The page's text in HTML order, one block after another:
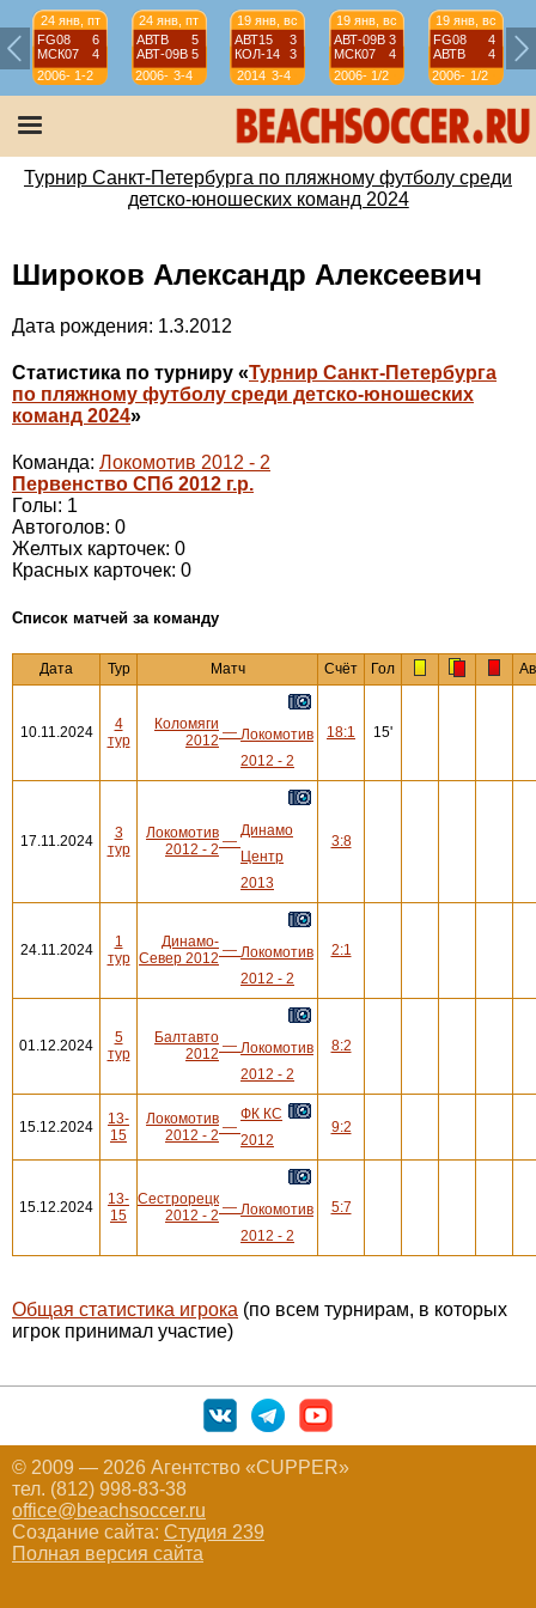
24 янв, пт
FG08
6
МСК07
4
2006-
07
1-2
24 янв, пт
АВТВ
5
АВТ-09B 5
2006-
07
3-4
19 янв, вс
АВТ15
3
КОЛ-14
3
2014 3-4
19 янв, вс
АВТ-09B 3
МСК07
4
2006-
07
1/2
19 янв, вс
FG08
4
АВТВ
4
2006-
07
1/2
Турнир Санкт-Петербурга по пляжному футболу среди
детско-юношеских команд 2024
Широков Александр Алексеевич
Дата рождения: 1.3.2012
Статистика по турниру «Турнир Санкт-Петербурга
по пляжному футболу среди детско-юношеских
команд 2024»
Команда: Локомотив 2012 - 2
Первенство СПб 2012 г.р.
Голы: 1
Автоголов: 0
Желтых карточек: 0
Красных карточек: 0
Cписок матчей за команду
Дата Тур Матч Счёт Гол
10.11.2024
4
тур
Коломяги
2012 — Локомотив
2012 - 2
18:1 15'
17.11.2024
3
тур
Локомотив
2012 - 2 —
Динамо
Центр
2013
3:8
24.11.2024
1
тур
Динамо-
Север 2012 — Локомотив
2012 - 2
2:1
01.12.2024
5
тур
Балтавто
2012 — Локомотив
2012 - 2
8:2
15.12.2024
13-
15
Локомотив
2012 - 2 —
ФК КС
2012
9:2
15.12.2024
13-
15
Сестрорецк
2012 - 2 — Локомотив
2012 - 2
5:7
Общая статистика игрока (по всем турнирам, в которых
игрок принимал участие)
© 2009 — 2026 Агентство «CUPPER»
тел. (812) 998-83-38
office@beachsoccer.ru
Создание сайта: Студия 239
Полная версия сайта